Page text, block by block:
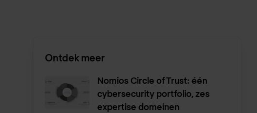
Ontdek meer
Nomios Circle of Trust: één
cybersecurity portfolio, zes
expertise domeinen